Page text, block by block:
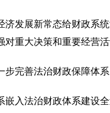
展新常态给财政系统
对重大决策和重要经营
完善法治财政保障体系
法治财政体系建设全